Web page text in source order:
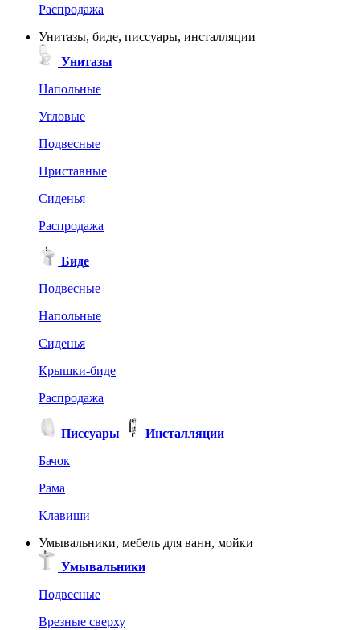
Распродажа
Унитазы, биде, писсуары, инсталляции
Унитазы
Напольные
Угловые
Подвесные
Приставные
Сиденья
Распродажа
Биде
Подвесные
Напольные
Сиденья
Крышки-биде
Распродажа
Писсуары
Инсталляции
Бачок
Рама
Клавиши
Умывальники, мебель для ванн, мойки
Умывальники
Подвесные
Врезные сверху